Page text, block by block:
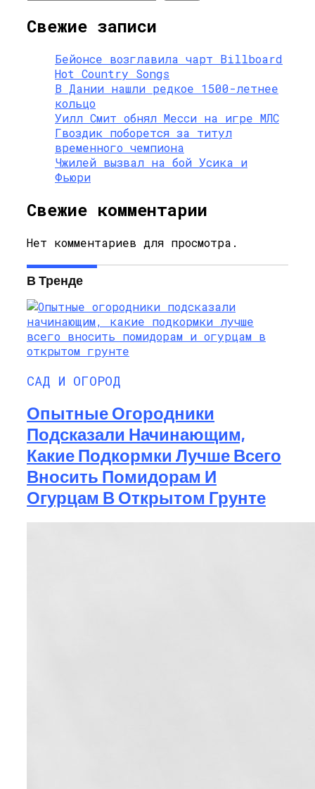
Свежие записи
Бейонсе возглавила чарт Billboard
Hot Country Songs
В Дании нашли редкое 1500-летнее
кольцо
Уилл Смит обнял Месси на игре МЛС
Гвоздик поборется за титул
временного чемпиона
Чжилей вызвал на бой Усика и
Фьюри
Свежие комментарии
Нет комментариев для просмотра.
В Тренде
САД И ОГОРОД
Опытные Огородники
Подсказали Начинающим,
Какие Подкормки Лучше Всего
Вносить Помидорам И
Огурцам В Открытом Грунте